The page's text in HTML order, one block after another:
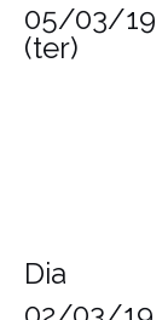
05/03/19
(ter)
Dia